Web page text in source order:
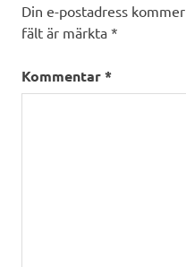
Din e-postadress
fält är märkta *
Kommentar*